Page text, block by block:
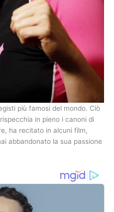
più famosi del mondo. Ciò
in pieno i canoni di
ha recitato in alcuni film,
abbandonato la sua passione